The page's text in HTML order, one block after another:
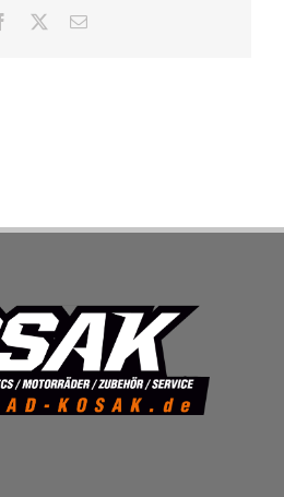
Facebook E-